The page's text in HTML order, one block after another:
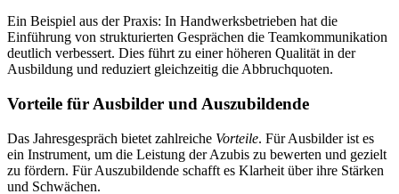
Ein Beispiel aus der Praxis: In Handwerksbetrieben hat die
Einführung von strukturierten Gesprächen die Teamkommunikation
deutlich verbessert. Dies führt zu einer höheren Qualität in der
Ausbildung und reduziert gleichzeitig die Abbruchquoten.
Vorteile für Ausbilder und Auszubildende
Das Jahresgespräch bietet zahlreiche Vorteile. Für Ausbilder ist es
ein Instrument, um die Leistung der Azubis zu bewerten und gezielt
zu fördern. Für Auszubildende schafft es Klarheit über ihre Stärken
und Schwächen.